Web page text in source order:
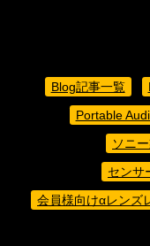
Blog記事一覧
Portable
ソニ
センサ
会員様向けαレンズ